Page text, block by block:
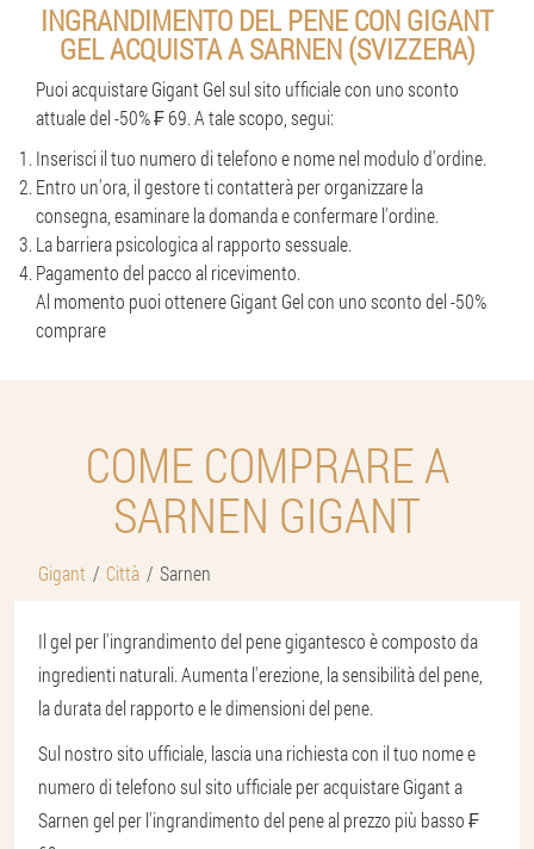
INGRANDIMENTO DEL PENE CON GIGANT
GEL ACQUISTA A SARNEN (SVIZZERA)
Puoi acquistare Gigant Gel sul sito ufficiale con uno sconto
attuale del -50% ₣ 69. A tale scopo, segui:
Inserisci il tuo numero di telefono e nome nel modulo d'ordine.
Entro un'ora, il gestore ti contatterà per organizzare la
consegna, esaminare la domanda e confermare l'ordine.
La barriera psicologica al rapporto sessuale.
Pagamento del pacco al ricevimento.
Al momento puoi ottenere Gigant Gel con uno sconto del -50%
comprare
COME COMPRARE A
SARNEN GIGANT
Gigant Città Sarnen
Il gel per l'ingrandimento del pene gigantesco è composto da
ingredienti naturali. Aumenta l'erezione, la sensibilità del pene,
la durata del rapporto e le dimensioni del pene.
Sul nostro sito ufficiale, lascia una richiesta con il tuo nome e
numero di telefono sul sito ufficiale per acquistare Gigant a
Sarnen gel per l'ingrandimento del pene al prezzo più basso ₣